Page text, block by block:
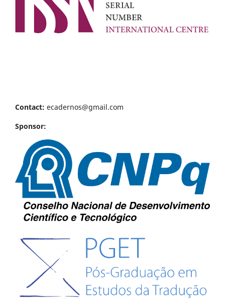
Contact: ecadernos@gmail.com
Sponsor: